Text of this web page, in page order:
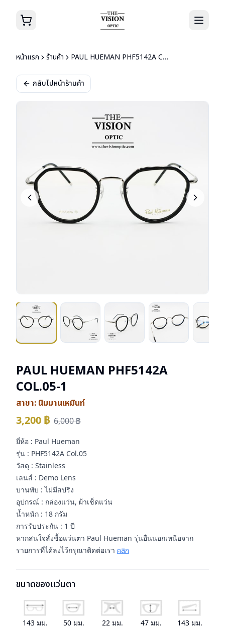
หน้าแรก ร้านค้า PAUL HUEMAN PHF5142A COL.05-1
กลับไปหน้าร้านค้า
PAUL HUEMAN PHF5142A
COL.05-1
สาขา: นิมมานเหมินท์
3,200 ฿ 6,000฿
ยี่ห้อ : Paul Hueman
รุ่น : PHF5142A Col.05
วัสดุ : Stainless
เลนส์ : Demo Lens
บานพับ : ไม่มีสปริง
อุปกรณ์ : กล่องแว่น, ผ้าเช็ดแว่น
น้ำหนัก : 18 กรัม
การรับประกัน : 1 ปี
หากสนใจสั่งชื้อแว่นตา Paul Hueman รุ่นอื่นนอกเหนือจาก
รายการที่ได้ลงไว้กรุณาติดต่อเรา คลิก
ขนาดของแว่นตา
143 มม. 50 มม. 22มม. 47มม. 143มม.